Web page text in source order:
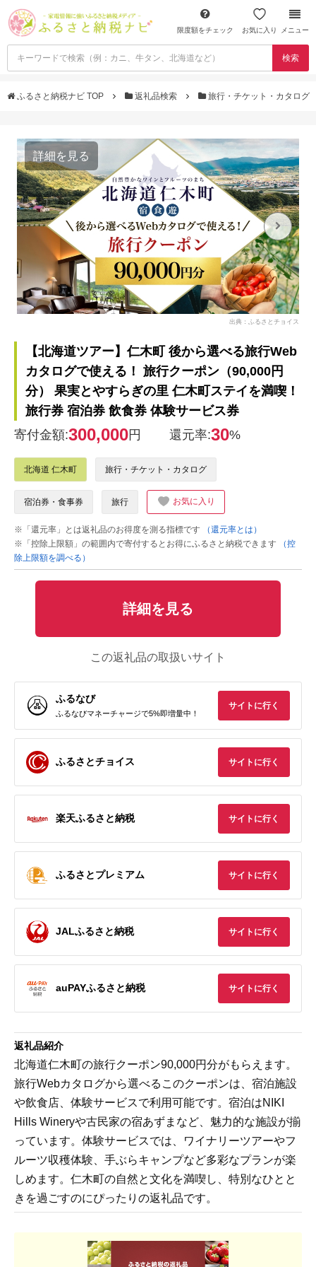
限度額をチェック お気に入り メニュー
検索
ふるさと納税ナビ TOP 返礼品検索 旅行・チケット・カタログ
詳細を見る
出典：ふるさとチョイス
【北海道ツアー】仁木町 後から選べる旅行Web
カタログで使える！ 旅行クーポン（90,000円
分） 果実とやすらぎの里 仁木町ステイを満喫！
旅行券 宿泊券 飲食券 体験サービス券
寄付金額:300,000円 還元率:30%
北海道 仁木町 旅行・チケット・カタログ
宿泊券・食事券 旅行 お気に入り
※「還元率」とは返礼品のお得度を測る指標です
（還元率とは）
※「控除上限額」の範囲内で寄付するとお得にふるさと納税できます
（控
除上限額を調べる）
詳細を見る
この返礼品の取扱いサイト
ふるなび
ふるなびマネーチャージで5%即増量中！
サイトに行く
ふるさとチョイス サイトに行く
楽天ふるさと納税 サイトに行く
ふるさとプレミアム サイトに行く
JALふるさと納税 サイトに行く
auPAYふるさと納税 サイトに行く
返礼品紹介
北海道仁木町の旅行クーポン90,000円分がもらえます。
旅行Webカタログから選べるこのクーポンは、宿泊施設
や飲食店、体験サービスで利用可能です。宿泊はNIKI
Hills Wineryや古民家の宿あずまなど、魅力的な施設が揃
っています。体験サービスでは、ワイナリーツアーやフ
ルーツ収穫体験、手ぶらキャンプなど多彩なプランが楽
しめます。仁木町の自然と文化を満喫し、特別なひとと
きを過ごすのにぴったりの返礼品です。